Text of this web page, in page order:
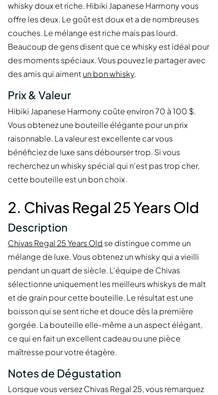
whisky doux et riche. Hibiki Japanese Harmony vous
offre les deux. Le goût est doux et a de nombreuses
couches. Le mélange est riche mais pas lourd.
Beaucoup de gens disent que ce whisky est idéal pour
des moments spéciaux. Vous pouvez le partager avec
des amis qui aimentun bon whisky.
Prix & Valeur
Hibiki Japanese Harmony coûte environ 70 à 100 $.
Vous obtenez une bouteille élégante pour un prix
raisonnable. La valeur est excellente car vous
bénéficiez de luxe sans débourser trop. Si vous
recherchez un whisky spécial qui n'est pas trop cher,
cette bouteille est un bon choix.
2. Chivas Regal 25 Years Old
Description
Chivas Regal 25 Years Old se distingue comme un
mélange de luxe. Vous obtenez un whisky qui a vieilli
pendant un quart de siècle. L'équipe de Chivas
sélectionne uniquement les meilleurs whiskys de malt
et de grain pour cette bouteille. Le résultat est une
boisson qui se sent riche et douce dès la première
gorgée. La bouteille elle-même a un aspect élégant,
ce qui en fait un excellent cadeau ou une pièce
maîtresse pour votre étagère.
Notes de Dégustation
Lorsque vous versez Chivas Regal 25, vous remarquez